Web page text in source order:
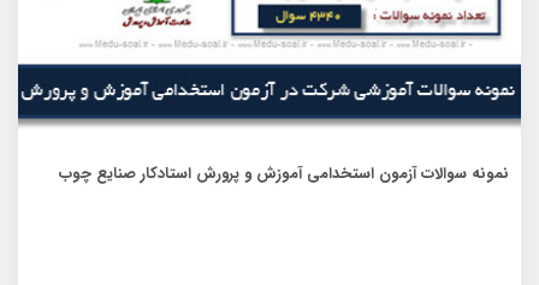
نمونه سوالات آزمون استخدامی آموزش و پرورش استادکار صنایع چوب